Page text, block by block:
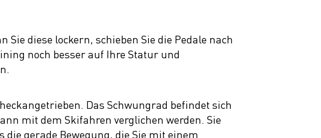
diese lockern, schieben Sie die Pedale nach
noch besser auf Ihre Statur und
Das Schwungrad befindet sich
mit dem Skifahren verglichen werden. Sie
gerade Bewegung, die Sie mit einem